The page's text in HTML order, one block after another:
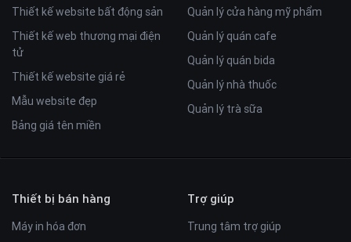
Thiết kế website bất động sản
Thiết kế web thương mại điện
tử
Thiết kế website giá rẻ
Mẫu website đẹp
Bảng giá tên miền
Quản lý cửa hàng mỹ phẩm
Quản lý quán cafe
Quản lý quán bida
Quản lý nhà thuốc
Quản lý trà sữa
Thiết bị bán hàng
Máy in hóa đơn
Trợ giúp
Trung tâm trợ giúp